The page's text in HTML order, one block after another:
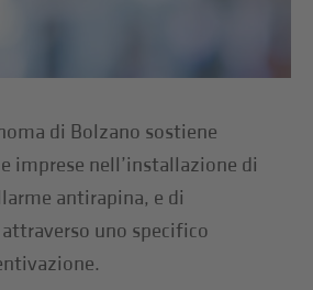
di Bolzano sostiene
imprese nell’installazione di
antirapina, e di
uno specifico